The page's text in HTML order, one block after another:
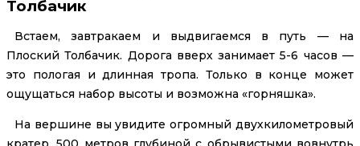
Толбачик
Встаем, завтракаем и выдвигаемся в путь — на
Плоский Толбачик. Дорога вверх занимает 5-6 часов —
это пологая и длинная тропа. Только в конце может
ощущаться набор высоты и возможна «горняшка».
На вершине вы увидите огромный двухкилометровый